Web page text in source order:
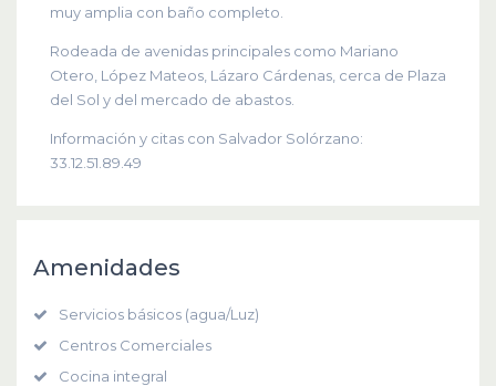
muy amplia con baño completo.
Rodeada de avenidas principales como Mariano
Otero, López Mateos, Lázaro Cárdenas, cerca de Plaza
del Sol y del mercado de abastos.
Información y citas con Salvador Solórzano:
33.12.51.89.49
Amenidades
Servicios básicos (agua/Luz)
Centros Comerciales
Cocina integral